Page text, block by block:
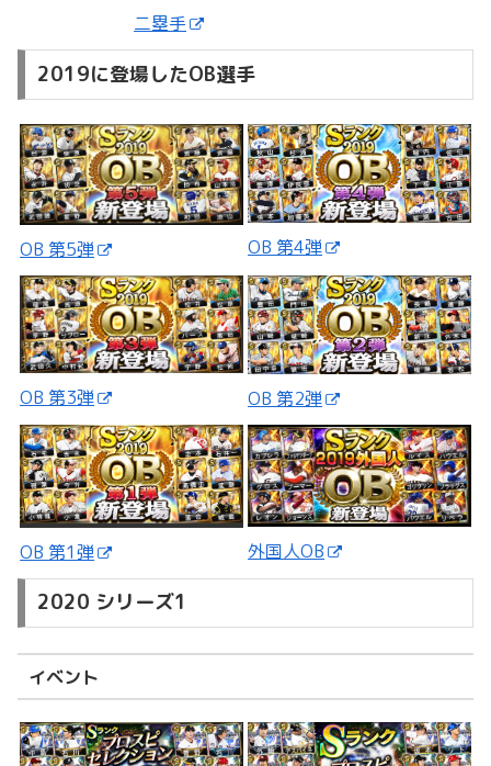
二塁手
2019に登場したOB選手
OB 第5弾 OB 第4弾
OB 第3弾 OB 第2弾
OB 第1弾 外国人OB
2020 シリーズ1
イベント